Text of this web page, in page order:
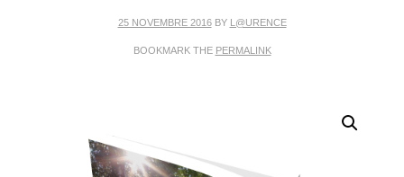
25 NOVEMBRE 2016BY L@URENCE
BOOKMARK THE PERMALINK